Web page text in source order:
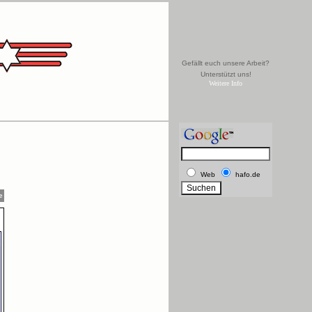
Gefällt euch unsere Arbeit?
Unterstützt uns!
Weitere Info
Web hafo.de